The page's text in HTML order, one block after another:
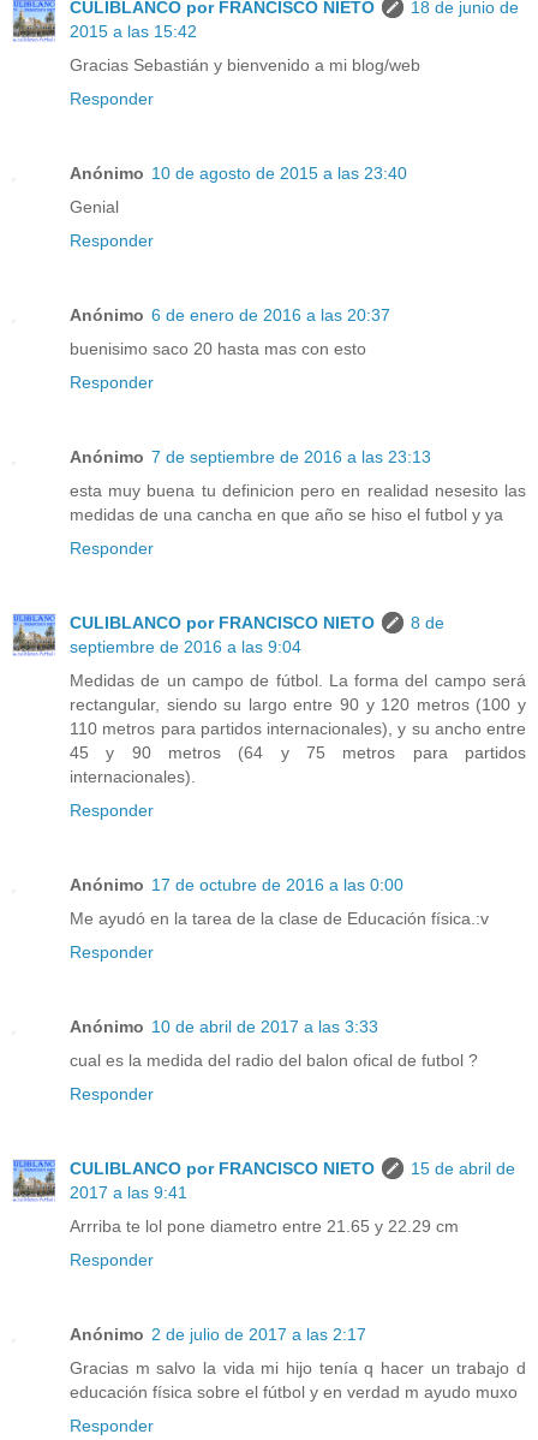
CULIBLANCO por FRANCISCO NIETO
18 de junio de
2015 a las 15:42
Gracias Sebastián y bienvenido a mi blog/web
Responder
Anónimo 10 de agosto de 2015 a las 23:40
Genial
Responder
Anónimo 6 de enero de 2016 a las 20:37
buenisimo saco 20 hasta mas con esto
Responder
Anónimo 7 de septiembre de 2016 a las 23:13
esta muy buena tu definicion pero en realidad nesesito las
medidas de una cancha en que año se hiso el futbol y ya
Responder
CULIBLANCO por FRANCISCO NIETO
8 de
septiembre de 2016 a las 9:04
Medidas de un campo de fútbol. La forma del campo será
rectangular, siendo su largo entre 90 y 120 metros (100 y
110 metros para partidos internacionales), y su ancho entre
45 y 90 metros (64 y 75 metros para partidos
internacionales).
Responder
Anónimo 17 de octubre de 2016 a las 0:00
Me ayudó en la tarea de la clase de Educación física.:v
Responder
Anónimo 10 de abril de 2017 a las 3:33
cual es la medida del radio del balon ofical de futbol ?
Responder
CULIBLANCO por FRANCISCO NIETO
15 de abril de
2017 a las 9:41
Arrriba te lol pone diametro entre 21.65 y 22.29 cm
Responder
Anónimo 2 de julio de 2017 a las 2:17
Gracias m salvo la vida mi hijo tenía q hacer un trabajo d
educación física sobre el fútbol y en verdad m ayudo muxo
Responder